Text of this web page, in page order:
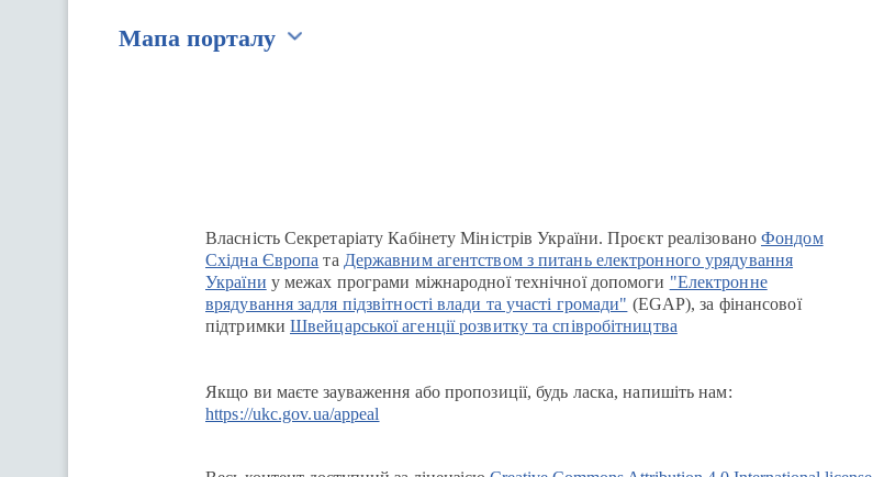
Мапа порталу
Власність Секретаріату Кабінету Міністрів України. Проєкт реалізованоФондом
Східна Європа та Державним агентством з питань електронного урядування
України у межах програми міжнародної технічної допомоги "Електронне
врядування задля підзвітності влади та участі громади" (EGAP), за фінансової
підтримки Швейцарської агенції розвитку та співробітництва
Якщо ви маєте зауваження або пропозиції, будь ласка, напишіть нам:
https://ukc.gov.ua/appeal